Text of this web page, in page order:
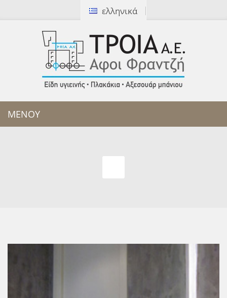
ελληνικά
[ Καλέστε μας:2310 327172]
ΜΕΝΟΥ